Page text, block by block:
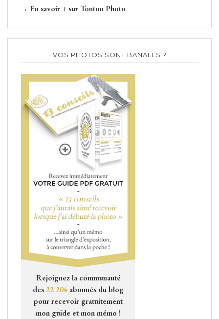
→ En savoir + sur Tonton Photo
VOS PHOTOS SONT BANALES ?
Rejoignez la communauté
des22 204 abonnés du blog
pour recevoir gratuitement
mon guide et mon mémo !